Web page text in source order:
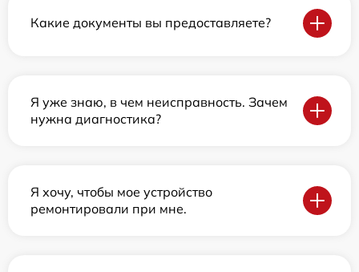
Какие документы вы предоставляете?
Я уже знаю, в чем неисправность. Зачем
нужна диагностика?
Я хочу, чтобы мое устройство
ремонтировали при мне.